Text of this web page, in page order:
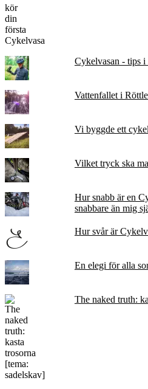
Cykelvasan - tips i
Vattenfallet i
Vi byggde ett
Vilket tryck ska
Hur snabb är en
snabbare än mig
Hur svår är
En elegi för alla
The naked truth: